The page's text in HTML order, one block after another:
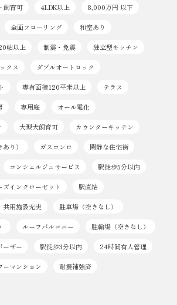
飼育可 4LDK以上 8,000万円 以下
全面フローリング 和室あり
帖以上 制震・免震 独立型キッチン
クス ダブルオートロック
専有面積120平米以上 テラス
専用庭 オール電化
大型犬飼育可 カウンターキッチン
り） ガスコンロ 閑静な住宅街
コンシェルジュサービス 駅徒歩5分以内
ズインクローゼット 駅直結
共用施設充実 駐車場（空きなし）
ルーフバルコニー 駐輪場（空きなし）
ーザー 駅徒歩3分以内 24時間有人管理
ーマンション 耐震補強済